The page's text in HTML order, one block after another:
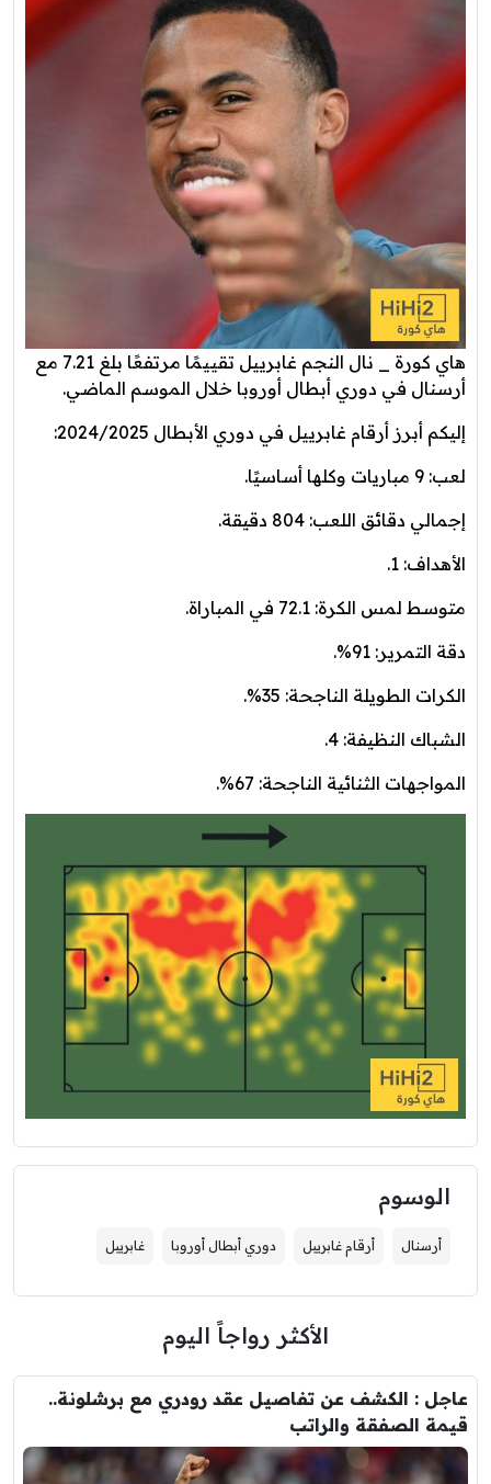
هاي كورة _ نال النجم غابرييل تقييمًا مرتفعًا بلغ 7.21 مع
أرسنال في دوري أبطال أوروبا خلال الموسم الماضي.
إليكم أبرز أرقام غابرييل في دوري الأبطال 2024/2025:
لعب: 9 مباريات وكلها أساسيًا.
إجمالي دقائق اللعب: 804 دقيقة.
الأهداف: 1.
متوسط لمس الكرة: 72.1 في المباراة.
دقة التمرير: 91%.
الكرات الطويلة الناجحة: 35%.
الشباك النظيفة: 4.
المواجهات الثنائية الناجحة: 67%.
الوسوم
أرسنال أرقام غابرييل دوري أبطال أوروبا غابرييل
الأكثر رواجاً اليوم
عاجل : الكشف عن تفاصيل عقد رودري مع برشلونة..
قيمة الصفقة والراتب